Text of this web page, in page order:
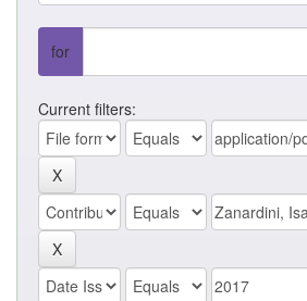
for
Current filters: